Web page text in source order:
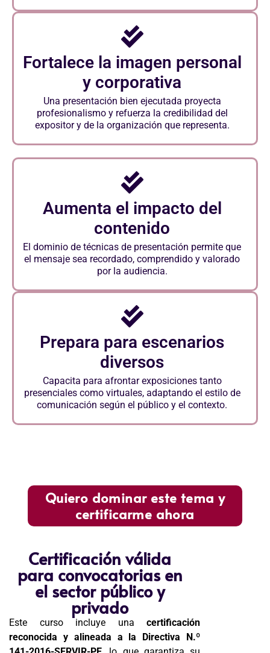
Fortalece la imagen personal
y corporativa
Una presentación bien ejecutada proyecta
profesionalismo y refuerza la credibilidad del
expositor y de la organización que representa.
Aumenta el impacto del
contenido
El dominio de técnicas de presentación permite que
el mensaje sea recordado, comprendido y valorado
por la audiencia.
Prepara para escenarios
diversos
Capacita para afrontar exposiciones tanto
presenciales como virtuales, adaptando el estilo de
comunicación según el público y el contexto.
Quiero dominar este tema y
certificarme ahora
Certificación válida
para convocatorias en
el sector público y
privado
Este curso incluye unacertificación
reconocida y alineada a la Directiva N.º